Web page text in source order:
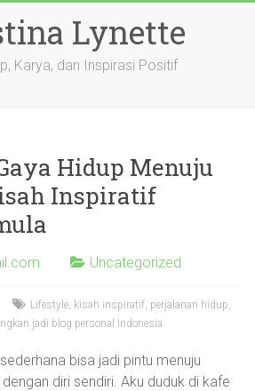
Lynette
Karya, dan Inspirasi Positif
Hidup Menuju
Inspiratif
Uncategorized
Lifestyle, kisah inspiratif, perjalanan hidup,
jadi blog personal Indonesia
bisa jadi pintu menuju
diri sendiri. Aku duduk di kafe